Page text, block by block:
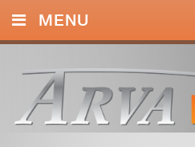
MENU
DIENSTEN